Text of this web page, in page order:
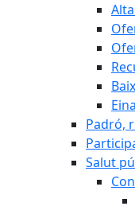
Padró,
Salut